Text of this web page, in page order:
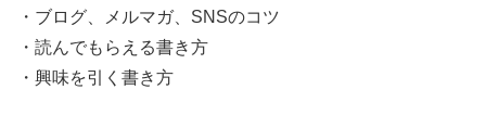
・ブログ、メルマガ、SNSのコツ
・読んでもらえる書き方
・興味を引く書き方